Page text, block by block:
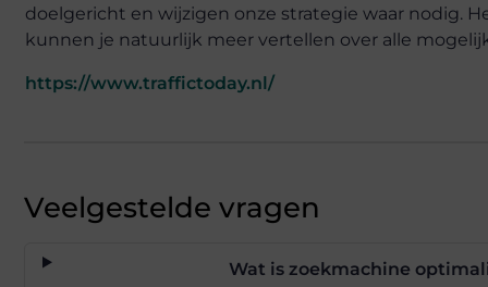
doelgericht en wijzigen onze strategie waar nodig.
kunnen je natuurlijk meer vertellen over alle
https://www.traffictoday.nl/
Veelgestelde vragen
Wat is zoekmachine